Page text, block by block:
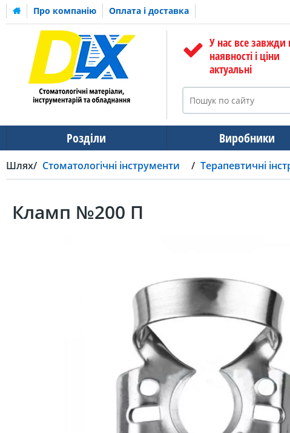
Про компанію Оплата і доставка
У нас все завжди
наявності і ціни
актуальні
Розділи Виробники
Шлях Стоматологічні інструменти Терапевтичні
Кламп №200 П